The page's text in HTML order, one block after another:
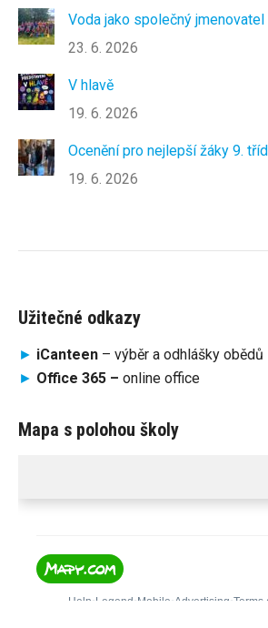
Voda jako společný jmenovatel
23. 6. 2026
V hlavě
19. 6. 2026
Ocenění pro nejlepší žáky 9. tříd
19. 6. 2026
Užitečné odkazy
► iCanteen – výběr a odhlášky obědů
► Office 365 – online office
Mapa s polohou školy